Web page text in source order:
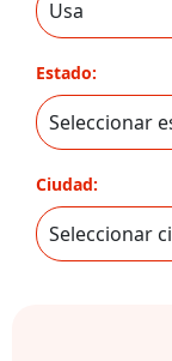
Estado:
Ciudad: